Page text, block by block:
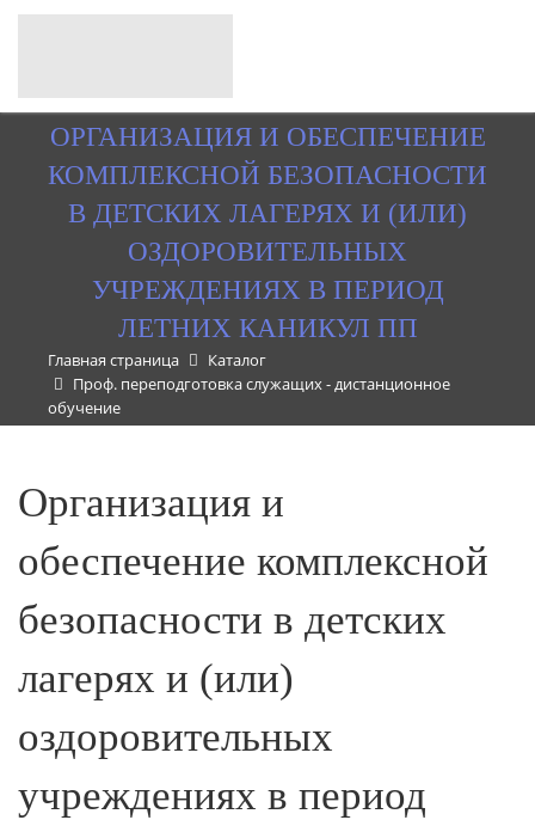
ОРГАНИЗАЦИЯ И ОБЕСПЕЧЕНИЕ
КОМПЛЕКСНОЙ БЕЗОПАСНОСТИ
В ДЕТСКИХ ЛАГЕРЯХ И (ИЛИ)
ОЗДОРОВИТЕЛЬНЫХ
УЧРЕЖДЕНИЯХ В ПЕРИОД
ЛЕТНИХ КАНИКУЛ ПП
Главная страница
Каталог
Проф. переподготовка служащих - дистанционное
обучение
Организация и
обеспечение комплексной
безопасности в детских
лагерях и (или)
оздоровительных
учреждениях в период